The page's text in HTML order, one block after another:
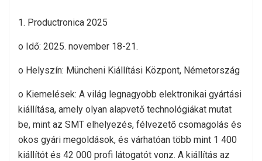
1. Productronica 2025
o Idő: 2025. november 18-21.
o Helyszín: Müncheni Kiállítási Központ, Németország
o Kiemelések: A világ legnagyobb elektronikai gyártási
kiállítása, amely olyan alapvető technológiákat mutat
be, mint az SMT elhelyezés, félvezető csomagolás és
okos gyári megoldások, és várhatóan több mint 1 400
kiállítót és 42 000 profi látogatót vonz. A kiállítás az